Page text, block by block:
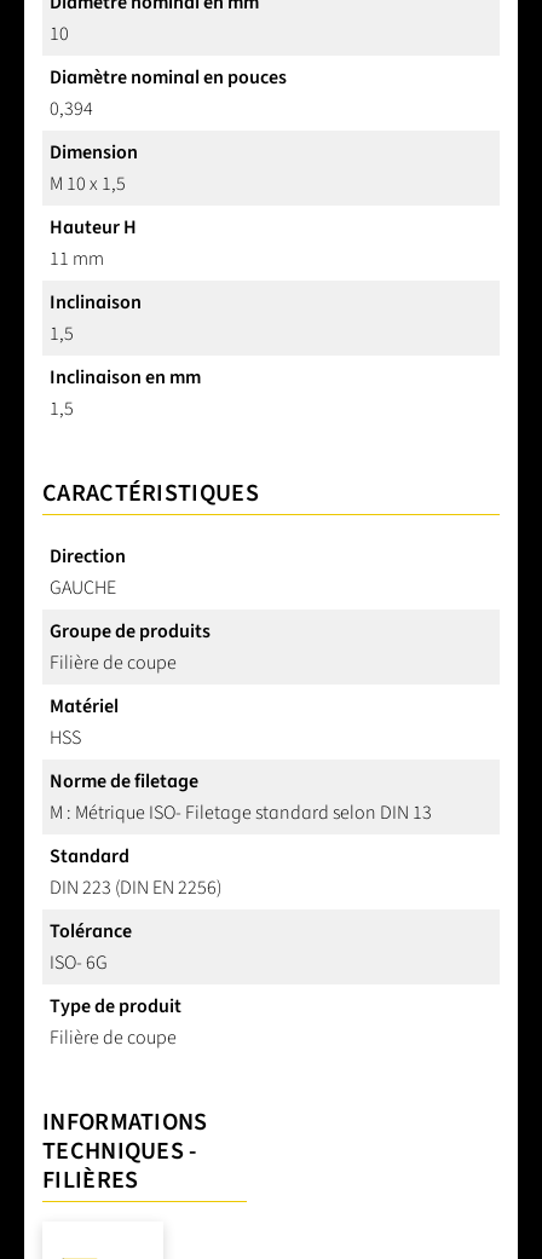
10
Diamètre nominal en pouces
0,394
Dimension
M 10 x 1,5
Hauteur H
11 mm
Inclinaison
1,5
Inclinaison en mm
1,5
CARACTÉRISTIQUES
Direction
GAUCHE
Groupe de produits
Filière de coupe
Matériel
HSS
Norme de filetage
M : Métrique ISO- Filetage standard selon DIN 13
Standard
DIN 223 (DIN EN 2256)
Tolérance
ISO- 6G
Type de produit
Filière de coupe
INFORMATIONS
TECHNIQUES -
FILIÈRES